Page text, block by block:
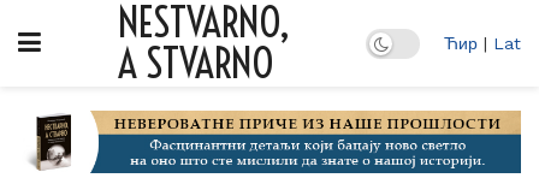
NESTVARNO,
A STVARNO Ћир | Lat